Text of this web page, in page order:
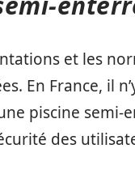
et les
En France, il
piscine semi-
des